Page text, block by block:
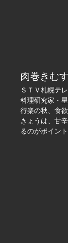
肉巻きむ
ＳＴＶ札幌テ
料理研究家・
行楽の秋、食
きょうは、甘
るのがポイント